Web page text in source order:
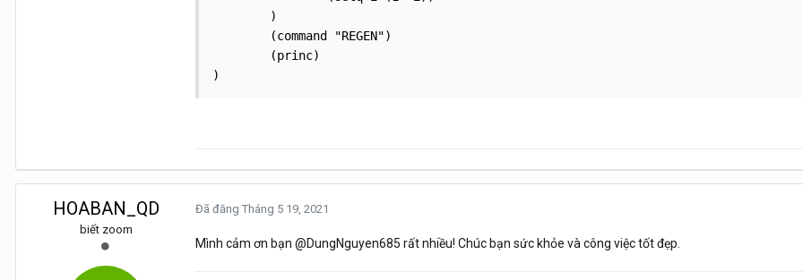
)
HOABAN_QD
biết zoom
Đã đăng Tháng 5 19, 2021
Mình cảm ơn bạn @DungNguyen685 rất nhiều! Chúc bạn sức khỏe và công việc tốt đẹp.